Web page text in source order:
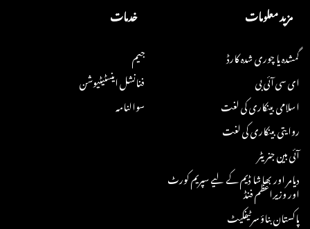
مزید معلومات
گمشدہ یا چوری شدہ کارڈ
ای سی آئی بی
اسلامی بینکاری کی لغت
روایتی بینکاری کی لغت
آئی بین جنریٹر
دیامر اور بھاشا ڈیم کے لیے سپریم کورٹ
اور وزیراعظم فنڈ
پاکستان بناؤ سرٹیفکیٹ
خدمات
جیم
فنانشل اینسٹیٹیوشن
سوالنامہ